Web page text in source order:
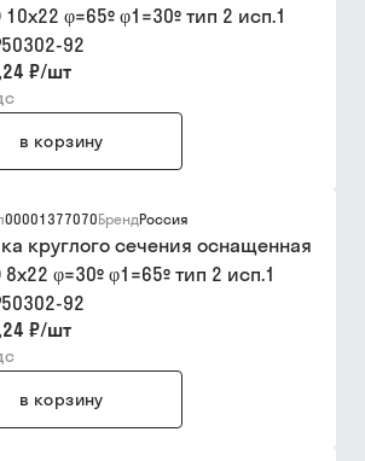
φ=65º φ1=30º тип 2 исп.1
92
₽/шт
в корзину
00001377070БрендРоссия
круглого сечения оснащенная
φ=30º φ1=65º тип 2 исп.1
92
₽/шт
в корзину